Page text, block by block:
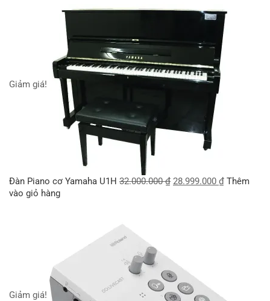
Giảm giá!
Đàn Piano cơ Yamaha U1H 32.000.000₫ 28.999.000 ₫ Thêm
vào giỏ hàng
Giảm giá!